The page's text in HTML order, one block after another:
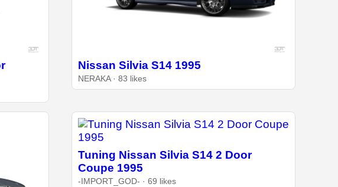
Nissan Silvia S14 1995
NERAKA · 83 likes
Tuning Nissan Silvia S14 2 Door
Coupe 1995
-IMPORT_GOD- · 69 likes